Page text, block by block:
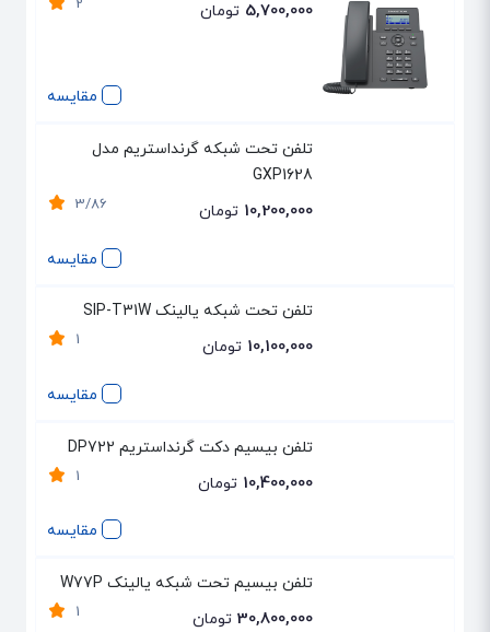
مقایسه
2 5,700,000 تومان
مقایسه
تلفن تحت شبکه گرنداستریم مدل
GXP1628
3/86 10,200,000 تومان
مقایسه
تلفن تحت شبکه یالینک SIP-T31W
1 10,100,000 تومان
مقایسه
تلفن بیسیم دکت گرنداستریم DP722
1 10,400,000 تومان
تلفن بیسیم تحت شبکه یالینک W77P
1 30,800,000 تومان